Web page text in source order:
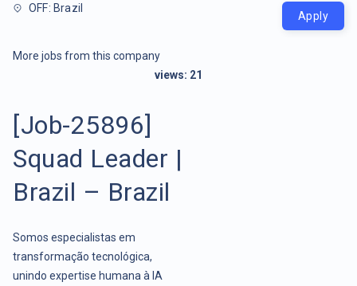
OFF: Brazil
Apply
More jobs from this company
views: 21
[Job-25896]
Squad Leader |
Brazil – Brazil
Somos especialistas em
transformação tecnológica,
unindo expertise humana à IA